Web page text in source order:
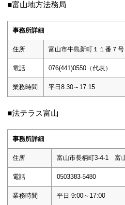
■富山地方法務局
事務所詳細
住所 富山市牛島新町１１番７
電話 076(441)0550（代表）
業務時間 平日8:30～17:15
■法テラス富山
事務所詳細
住所 富山市長柄町3-4-1 富
電話 0503383-5480
業務時間 平日 9:00～17:00